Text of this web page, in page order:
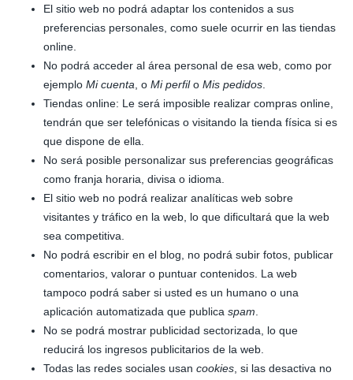
El sitio web no podrá adaptar los contenidos a sus
preferencias personales, como suele ocurrir en las tiendas
online.
No podrá acceder al área personal de esa web, como por
ejemplo Mi cuenta , o Mi perfilo Mis pedidos
Tiendas online: Le será imposible realizar compras online,
tendrán que ser telefónicas o visitando la tienda física si es
que dispone de ella.
No será posible personalizar sus preferencias geográficas
como franja horaria, divisa o idioma.
El sitio web no podrá realizar analíticas web sobre
visitantes y tráfico en la web, lo que dificultará que la web
sea competitiva.
No podrá escribir en el blog, no podrá subir fotos, publicar
comentarios, valorar o puntuar contenidos. La web
tampoco podrá saber si usted es un humano o una
aplicación automatizada que publica spam
No se podrá mostrar publicidad sectorizada, lo que
reducirá los ingresos publicitarios de la web.
Todas las redes sociales usan cookies , si las desactiva no